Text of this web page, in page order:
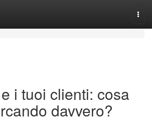
i tuoi clienti: cosa
davvero?